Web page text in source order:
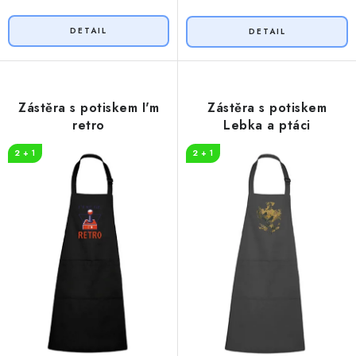
Zástěra s potiskem I'm
retro
2 + 1
Zástěra s potiskem
Lebka a ptáci
2 + 1